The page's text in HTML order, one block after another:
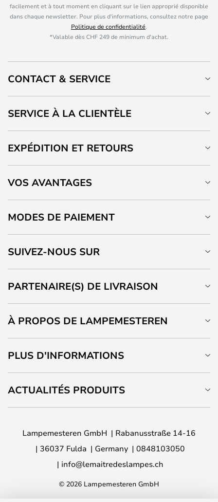
facilement et à tout moment en cliquant sur le lien approprié disponible
dans chaque newsletter. Pour plus d'informations, consultez notre page
Politique de confidentialité.
*Valable dès CHF 249 de minimum d'achat.
CONTACT & SERVICE
SERVICE À LA CLIENTÈLE
EXPÉDITION ET RETOURS
VOS AVANTAGES
MODES DE PAIEMENT
SUIVEZ-NOUS SUR
PARTENAIRE(S) DE LIVRAISON
À PROPOS DE LAMPEMESTEREN
PLUS D'INFORMATIONS
ACTUALITÉS PRODUITS
Lampemesteren GmbH
Rabanusstraße 14-16
36037 Fulda
Germany
0848103050
info@lemaitredeslampes.ch
© 2026 Lampemesteren GmbH